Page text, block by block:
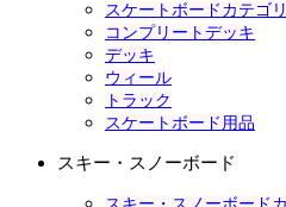
スケートボードカテゴ
コンプリートデッキ
デッキ
ウィール
トラック
スケートボード用品
スキー・スノーボード